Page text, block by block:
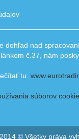
dohľad nad
č.37, nám
tu:
súborov cookie
© Všetky práva